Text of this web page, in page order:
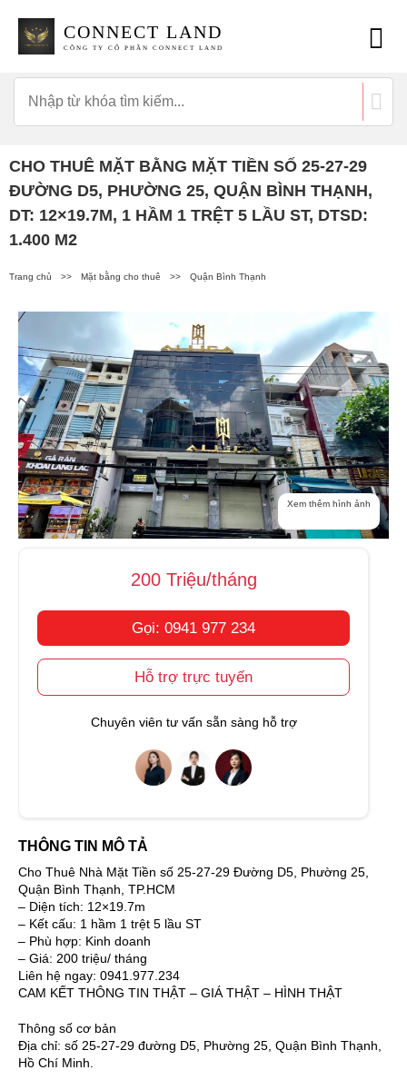
CONNECT LAND
CÔNG TY CỔ PHẦN CONNECT LAND
CHO THUÊ MẶT BẰNG MẶT TIỀN SỐ 25-27-29
ĐƯỜNG D5, PHƯỜNG 25, QUẬN BÌNH THẠNH,
DT: 12×19.7M, 1 HẦM 1 TRỆT 5 LẦU ST, DTSD:
1.400 M2
Trang chủ >> Mặt bằng cho thuê >> Quận Bình Thạnh
Xem thêm hình ảnh
200 Triệu/tháng
Gọi: 0941 977 234
Hỗ trợ trực tuyến
Chuyên viên tư vấn sẵn sàng hỗ trợ
THÔNG TIN MÔ TẢ
Cho Thuê Nhà Mặt Tiền số 25-27-29 Đường D5, Phường 25,
Quận Bình Thạnh, TP.HCM
– Diện tích: 12×19.7m
– Kết cấu: 1 hầm 1 trệt 5 lầu ST
– Phù hợp: Kinh doanh
– Giá: 200 triệu/ tháng
Liên hệ ngay: 0941.977.234
CAM KẾT THÔNG TIN THẬT – GIÁ THẬT – HÌNH THẬT
Thông số cơ bản
Địa chỉ: số 25-27-29 đường D5, Phường 25, Quận Bình Thạnh,
Hồ Chí Minh.